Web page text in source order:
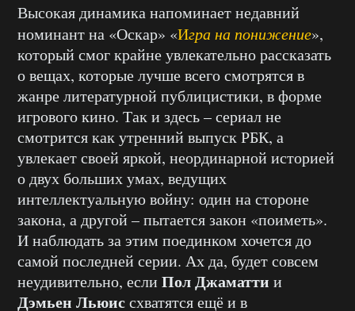
Высокая динамика напоминает недавний
номинант на «Оскар» «Игра на понижение»,
который смог крайне увлекательно рассказать
о вещах, которые лучше всего смотрятся в
жанре литературной публицистики, в форме
игрового кино. Так и здесь – сериал не
смотрится как утренний выпуск РБК, а
увлекает своей яркой, неординарной историей
о двух больших умах, ведущих
интеллектуальную войну: один на стороне
закона, а другой – пытается закон «поиметь».
И наблюдать за этим поединком хочется до
самой последней серии. Ах да, будет совсем
неудивительно, если Пол Джаматти и
Дэмьен Льюиссхватятся ещё и в